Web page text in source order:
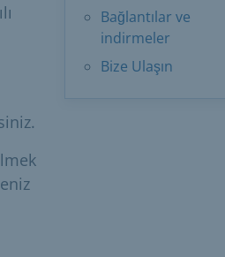
Bağlantılar ve
indirmeler
Bize Ulaşın